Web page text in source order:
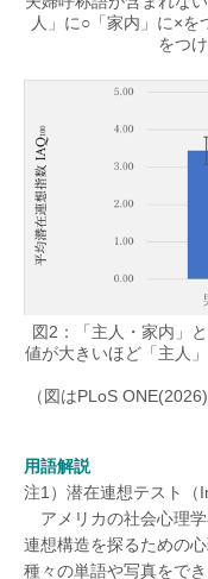
人」に○「家内」に×
をつ
図2：「主人・家内」
値が大きいほど「主人
（図はPLoS
用語解説
注1）潜在連想テスト（
アメリカの社会心理
連想構造を探るための
種々の単語や写真をで